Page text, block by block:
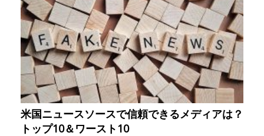
米国ニュースソースで信頼できるメディアは？
トップ10＆ワースト10